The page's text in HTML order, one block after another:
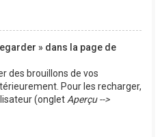
» dans la page de
des brouillons de vos
Pour les recharger,
(onglet Aperçu -->